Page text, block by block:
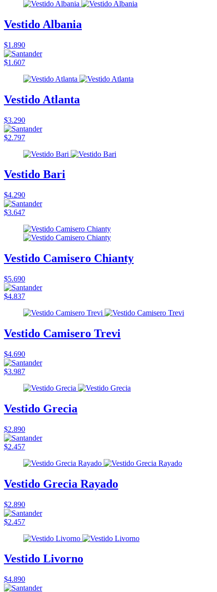
Vestido Albania
$1.890
$1.607
Vestido Atlanta
$3.290
$2.797
Vestido Bari
$4.290
$3.647
Vestido Camisero Chianty
$5.690
$4.837
Vestido Camisero Trevi
$4.690
$3.987
Vestido Grecia
$2.890
$2.457
Vestido Grecia Rayado
$2.890
$2.457
Vestido Livorno
$4.890